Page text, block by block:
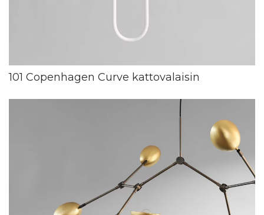
101 Copenhagen Curve kattovalaisin